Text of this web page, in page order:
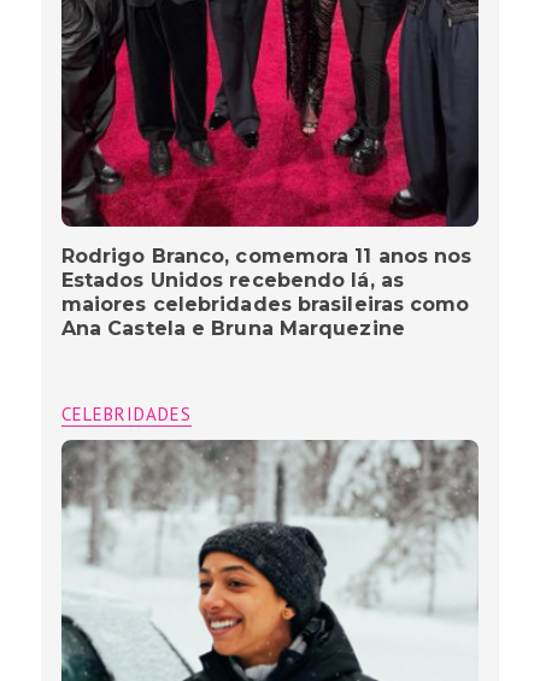
Rodrigo Branco, comemora 11 anos nos
Estados Unidos recebendo lá, as
maiores celebridades brasileiras como
Ana Castela e Bruna Marquezine
CELEBRIDADES